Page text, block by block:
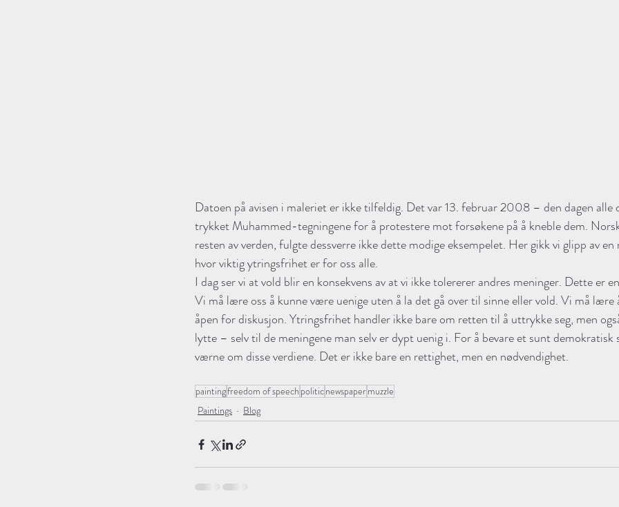
Datoen på avisen i maleriet er ikke tilfeldig. Det var 13. februar 2008 – den dagen alle
trykket Muhammed-tegningene for å protestere mot forsøkene på å kneble dem.
resten av verden, fulgte dessverre ikke dette modige eksempelet. Her gikk vi glipp av
hvor viktig ytringsfrihet er for oss alle.
I dag ser vi at vold blir en konsekvens av at vi ikke tolererer andres meninger. Dette er
Vi må lære oss å kunne være uenige uten å la det gå over til sinne eller vold. Vi må
åpen for diskusjon. Ytringsfrihet handler ikke bare om retten til å uttrykke seg, men
lytte – selv til de meningene man selv er dypt uenig i. For å bevare et sunt demokratisk
paintingfreedom of speech politicnewspapermuzzle
Paintings
Blog